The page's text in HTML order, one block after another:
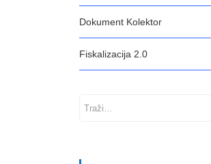
Dokument Kolektor
Fiskalizacija 2.0